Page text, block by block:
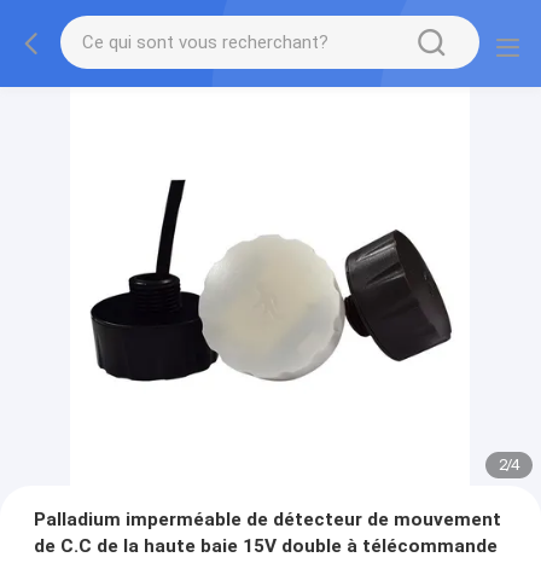
2/4
Palladium imperméable de détecteur de mouvement
de C.C de la haute baie 15V double à télécommande